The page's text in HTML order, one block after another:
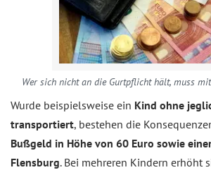
Wer sich nicht an die Gurtpflicht hält, muss
Wurde beispielsweise ein Kind ohne
transportiert, bestehen die
Bußgeld in Höhe von 60 Euro sowie
Flensburg. Bei mehreren Kindern erhöht